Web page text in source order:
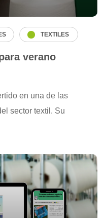
TEXTILES
verano
en una de las
sector textil. Su